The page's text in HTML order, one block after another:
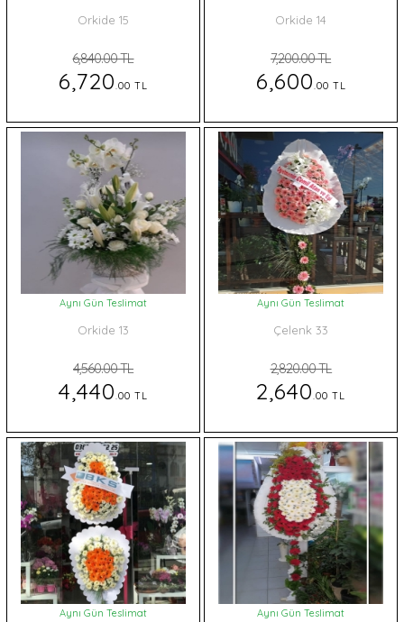
Orkide 15
6,840.00 TL
6,720.00 TL
Orkide 14
7,200.00 TL
6,600.00 TL
Aynı Gün Teslimat
Orkide 13
4,560.00 TL
4,440.00 TL
Aynı Gün Teslimat
Çelenk 33
2,820.00 TL
2,640.00 TL
Aynı Gün Teslimat Aynı Gün Teslimat